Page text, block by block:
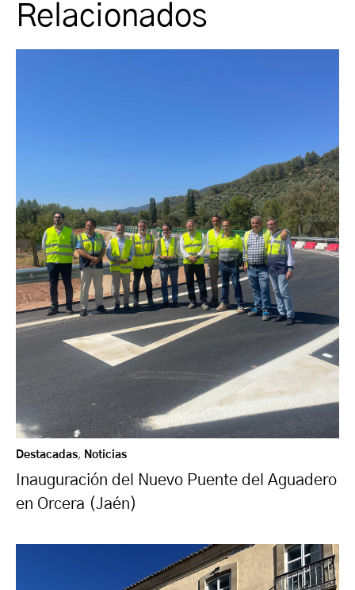
Relacionados
Destacadas, Noticias
Inauguración del Nuevo Puente del Aguadero
en Orcera (Jaén)